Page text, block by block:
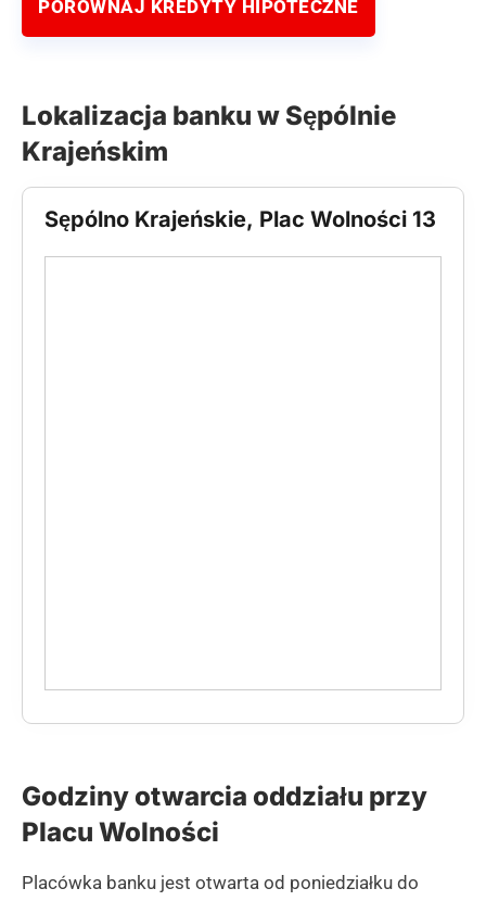
PORÓWNAJ KREDYTY HIPOTECZNE
Lokalizacja banku w Sępólnie
Krajeńskim
Sępólno Krajeńskie, Plac Wolności 13
Godziny otwarcia oddziału przy
Placu Wolności
Placówka banku jest otwarta od poniedziałku do